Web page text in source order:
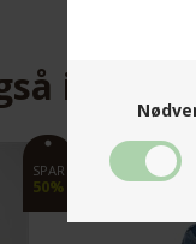
SPAR
50%
NYHED